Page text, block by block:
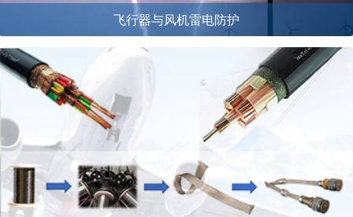
飞行器与风机雷电防护